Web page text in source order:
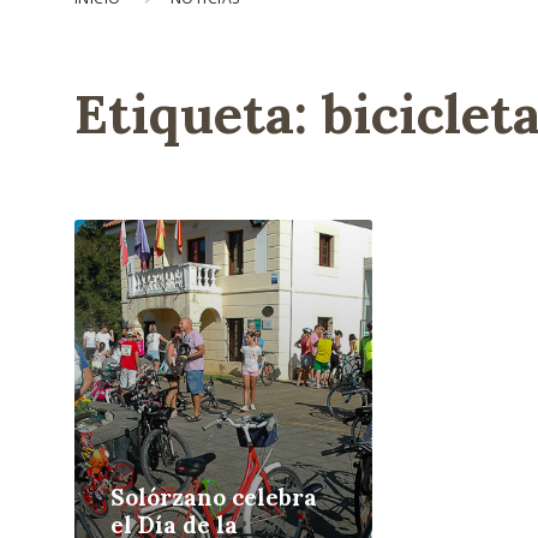
Etiqueta:
Solórzano celebra
el Día de la
L
e
e
r
m
á
s